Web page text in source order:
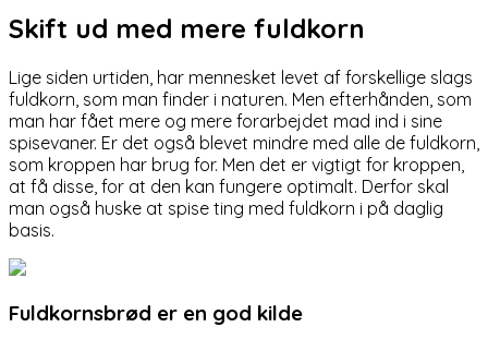
Skift ud med mere fuldkorn
Lige siden urtiden, har mennesket levet af forskellige slags
fuldkorn, som man finder i naturen. Men efterhånden, som
man har fået mere og mere forarbejdet mad ind i sine
spisevaner. Er det også blevet mindre med alle de fuldkorn,
som kroppen har brug for. Men det er vigtigt for kroppen,
at få disse, for at den kan fungere optimalt. Derfor skal
man også huske at spise ting med fuldkorn i på daglig
basis.
Fuldkornsbrød er en god kilde